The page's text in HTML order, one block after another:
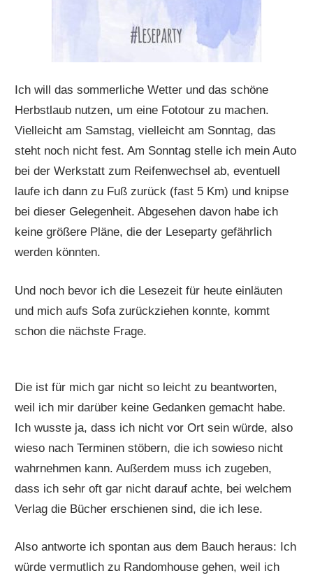
Ich will das sommerliche Wetter und das schöne
Herbstlaub nutzen, um eine Fototour zu machen.
Vielleicht am Samstag, vielleicht am Sonntag, das
steht noch nicht fest. Am Sonntag stelle ich mein Auto
bei der Werkstatt zum Reifenwechsel ab, eventuell
laufe ich dann zu Fuß zurück (fast 5 Km) und knipse
bei dieser Gelegenheit. Abgesehen davon habe ich
keine größere Pläne, die der Leseparty gefährlich
werden könnten.
Und noch bevor ich die Lesezeit für heute einläuten
und mich aufs Sofa zurückziehen konnte, kommt
schon die nächste Frage.
Die ist für mich gar nicht so leicht zu beantworten,
weil ich mir darüber keine Gedanken gemacht habe.
Ich wusste ja, dass ich nicht vor Ort sein würde, also
wieso nach Terminen stöbern, die ich sowieso nicht
wahrnehmen kann. Außerdem muss ich zugeben,
dass ich sehr oft gar nicht darauf achte, bei welchem
Verlag die Bücher erschienen sind, die ich lese.
Also antworte ich spontan aus dem Bauch heraus: Ich
würde vermutlich zu Randomhouse gehen, weil ich